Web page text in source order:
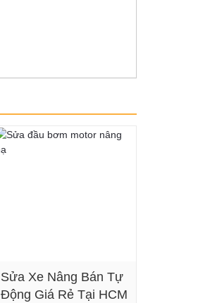
Sửa Xe Nâng Bán Tự
Động Giá Rẻ Tại HCM